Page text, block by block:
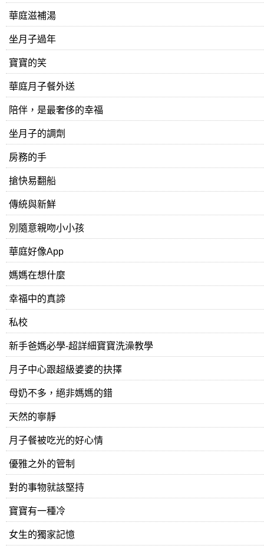
華庭滋補湯
坐月子過年
寶寶的笑
華庭月子餐外送
陪伴，是最奢侈的幸福
坐月子的調劑
房務的手
搶快易翻船
傳統與新鮮
別隨意親吻小小孩
華庭好像App
媽媽在想什麼
幸福中的真諦
私校
新手爸媽必學-超詳細寶寶洗澡教學
月子中心跟超級婆婆的抉擇
母奶不多，絕非媽媽的錯
天然的寧靜
月子餐被吃光的好心情
優雅之外的管制
對的事物就該堅持
寶寶有一種冷
女生的獨家記憶